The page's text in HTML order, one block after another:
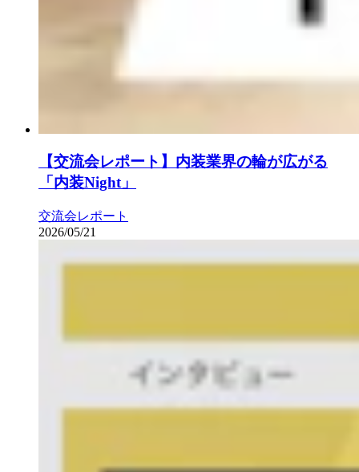
【交流会レポート】内装業界の輪が広がる
「内装Night」
交流会レポート
2026/05/21